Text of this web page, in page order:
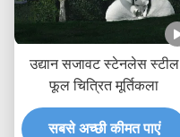
उद्यान सजावट स्टेनलेस स्टील
फूल चित्रित मूर्तिकला
सबसे अच्छी कीमत पाएं